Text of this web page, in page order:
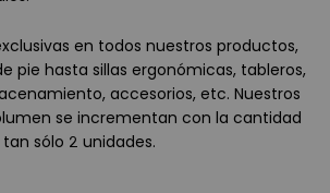
en todos nuestros productos,
pie hasta sillas ergonómicas, tableros,
accesorios, etc. Nuestros
se incrementan con la cantidad
sólo 2 unidades.